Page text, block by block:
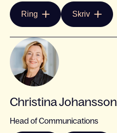
Ring Skriv
Christina Johansson
Head of Communications